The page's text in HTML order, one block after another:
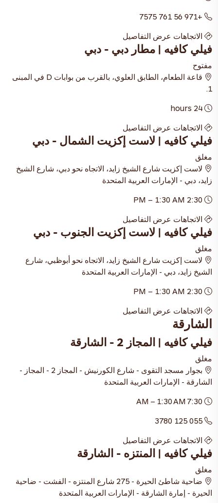
+971 56 761 7575
الاتجاهات عرض التفاصيل
فيلي كافيه | مطار دبي - دبي
مفتوح
قاعة الطعام، الطابق العلوي، بالقرب من بوابات D في المبنى
1.
الاتجاهات عرض التفاصيل
فيلي كافيه | لاست إكزيت الشمال - دبي
مغلق
لاست إكزيت شارع الشيخ زايد، الاتجاه نحو دبي، شارع الشيخ
زايد، دبي - الإمارات العربية المتحدة
الاتجاهات عرض التفاصيل
فيلي كافيه | لاست إكزيت الجنوب - دبي
مغلق
لاست إكزيت شارع الشيخ زايد، الاتجاه نحو أبوظبي، شارع
الشيخ زايد، دبي - الإمارات العربية المتحدة
الاتجاهات عرض التفاصيل
الشارقة
فيلي كافيه | المجاز 2 - الشارقة
مغلق
بجوار مسجد التقوى - شارع الكورنيش - المجاز 2 - المجاز -
الشارقة - الإمارات العربية المتحدة
055 125 3780
الاتجاهات عرض التفاصيل
فيلي كافيه | المنتزه - الشارقة
مغلق
ضاحية شاطئ الحيرة - 275 شارع المنتزه - الفشت - ضاحية
الحيرة - إمارة الشارقة - الإمارات العربية المتحدة